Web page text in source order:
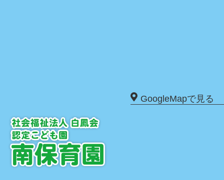
GoogleMapで見る